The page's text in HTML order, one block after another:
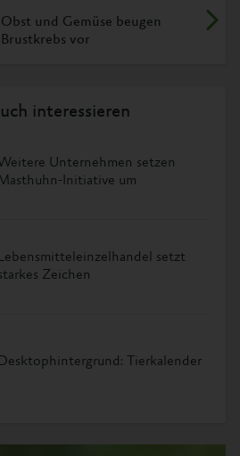
Obst und Gemüse beugen
Brustkrebs vor
interessieren
Unternehmen setzen
Initiative um
Lebensmitteleinzelhandel setzt
Zeichen
Desktophintergrund: Tierkalender